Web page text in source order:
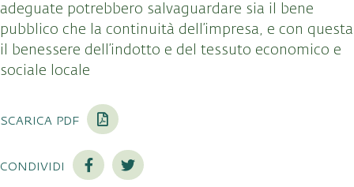
adeguate potrebbero salvaguardare sia il bene
pubblico che la continuità dell’impresa, e con questa
il benessere dell’indotto e del tessuto economico e
sociale locale
scarica pdf
condividi